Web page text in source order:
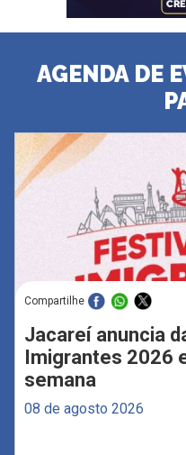
AGENDA DE
Compartilhe
Jacareí anuncia
Imigrantes 2026
semana
08 de agosto 2026